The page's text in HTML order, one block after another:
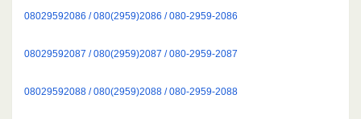
08029592086 / 080(2959)2086 / 080-2959-2086
08029592087 / 080(2959)2087 / 080-2959-2087
08029592088 / 080(2959)2088 / 080-2959-2088